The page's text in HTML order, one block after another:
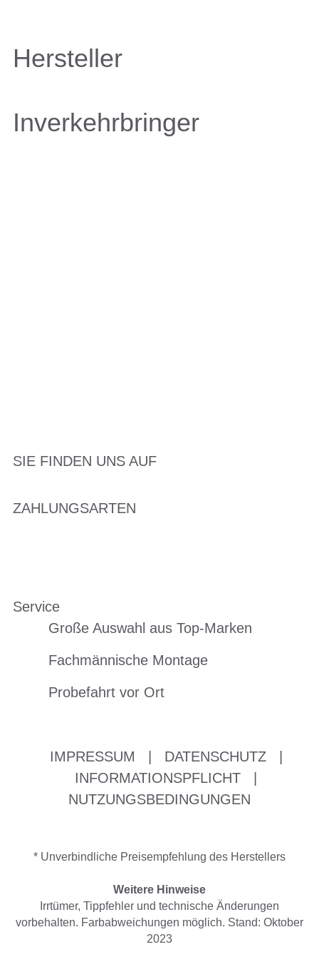
Hersteller
Inverkehrbringer
SIE FINDEN UNS AUF
ZAHLUNGSARTEN
Service
Große Auswahl aus Top-Marken
Fachmännische Montage
Probefahrt vor Ort
IMPRESSUM DATENSCHUTZ
INFORMATIONSPFLICHT
NUTZUNGSBEDINGUNGEN
* Unverbindliche Preisempfehlung des Herstellers
Weitere Hinweise
Irrtümer, Tippfehler und technische Änderungen
vorbehalten. Farbabweichungen möglich. Stand: Oktober
2023